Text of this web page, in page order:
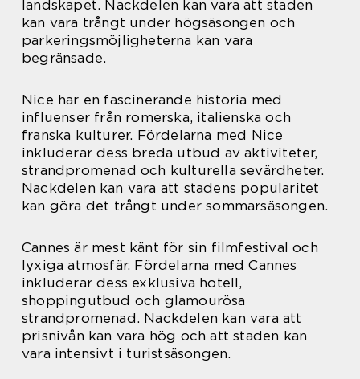
landskapet. Nackdelen kan vara att staden
kan vara trångt under högsäsongen och
parkeringsmöjligheterna kan vara
begränsade.
Nice har en fascinerande historia med
influenser från romerska, italienska och
franska kulturer. Fördelarna med Nice
inkluderar dess breda utbud av aktiviteter,
strandpromenad och kulturella sevärdheter.
Nackdelen kan vara att stadens popularitet
kan göra det trångt under sommarsäsongen.
Cannes är mest känt för sin filmfestival och
lyxiga atmosfär. Fördelarna med Cannes
inkluderar dess exklusiva hotell,
shoppingutbud och glamourösa
strandpromenad. Nackdelen kan vara att
prisnivån kan vara hög och att staden kan
vara intensivt i turistsäsongen.